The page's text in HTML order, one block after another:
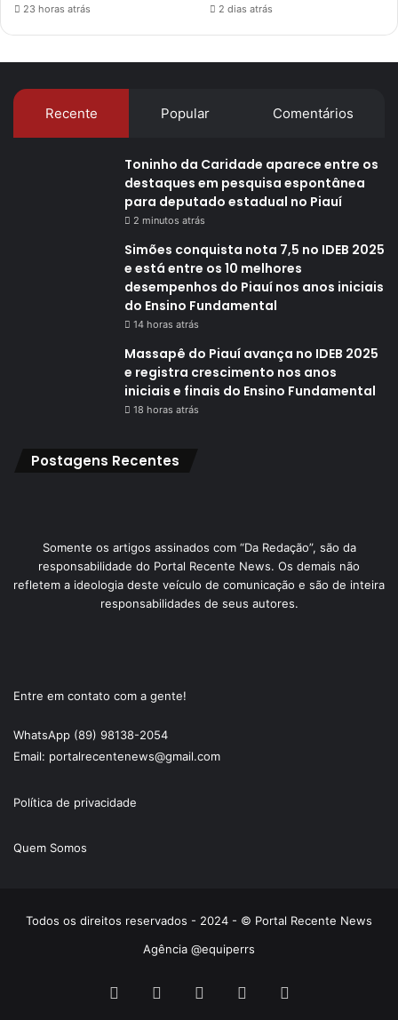
23 horas atrás 2 dias atrás
Recente Popular Comentários
Toninho da Caridade aparece entre os
destaques em pesquisa espontânea
para deputado estadual no Piauí
2 minutos atrás
Simões conquista nota 7,5 no IDEB 2025
e está entre os 10 melhores
desempenhos do Piauí nos anos iniciais
do Ensino Fundamental
14 horas atrás
Massapê do Piauí avança no IDEB 2025
e registra crescimento nos anos
iniciais e finais do Ensino Fundamental
18 horas atrás
Postagens Recentes
Somente os artigos assinados com “Da Redação”, são da
responsabilidade do Portal Recente News. Os demais não
refletem a ideologia deste veículo de comunicação e são de inteira
responsabilidades de seus autores.
Entre em contato com a gente!
WhatsApp (89) 98138-2054
Email: portalrecentenews@gmail.com
Política de privacidade
Quem Somos
Todos os direitos reservados - 2024 - © Portal Recente News
Agência @equiperrs
Facebook YouTubeInstagram